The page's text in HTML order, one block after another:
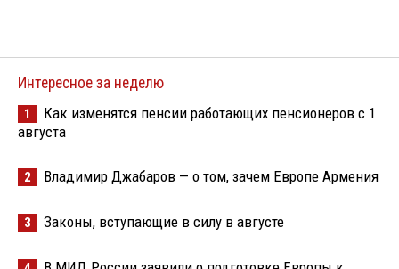
Интересное за неделю
1
Как изменятся пенсии работающих пенсионеров с 1
августа
2 Владимир Джабаров — о том, зачем Европе Армения
3 Законы, вступающие в силу в августе